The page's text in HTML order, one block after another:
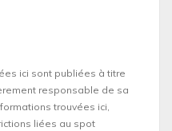
ici sont publiées à titre
responsable de sa
trouvées ici,
liées au spot